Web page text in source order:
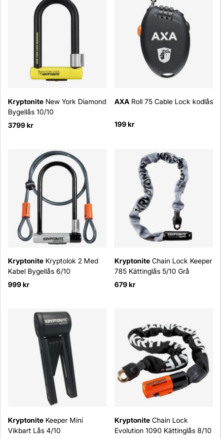
Kryptonite New York Diamond
Bygellås 10/10
3799 kr
AXA Roll 75 Cable Lock kodlås
199 kr
Kryptonite Kryptolok 2 Med
Kabel Bygellås 6/10
999 kr
Kryptonite Chain Lock Keeper
785 Kättinglås 5/10 Grå
679 kr
Kryptonite Keeper Mini
Vikbart Lås 4/10
Kryptonite Chain Lock
Evolution 1090 Kättinglås 8/10